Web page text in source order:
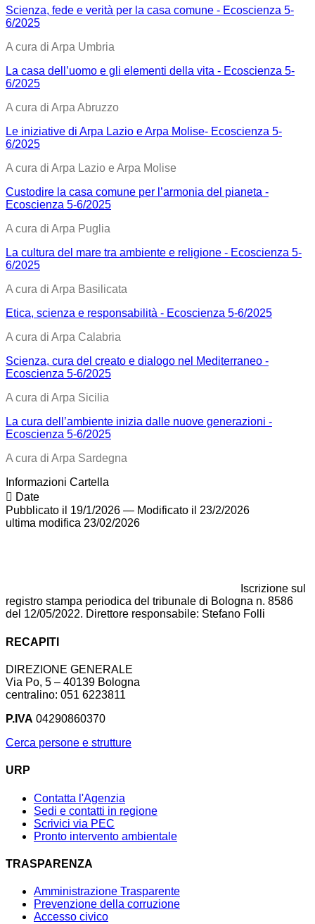
Scienza, fede e verità per la casa comune - Ecoscienza 5-
6/2025
A cura di Arpa Umbria
La casa dell’uomo e gli elementi della vita - Ecoscienza 5-
6/2025
A cura di Arpa Abruzzo
Le iniziative di Arpa Lazio e Arpa Molise- Ecoscienza 5-
6/2025
A cura di Arpa Lazio e Arpa Molise
Custodire la casa comune per l’armonia del pianeta -
Ecoscienza 5-6/2025
A cura di Arpa Puglia
La cultura del mare tra ambiente e religione - Ecoscienza 5-
6/2025
A cura di Arpa Basilicata
Etica, scienza e responsabilità - Ecoscienza 5-6/2025
A cura di Arpa Calabria
Scienza, cura del creato e dialogo nel Mediterraneo -
Ecoscienza 5-6/2025
A cura di Arpa Sicilia
La cura dell’ambiente inizia dalle nuove generazioni -
Ecoscienza 5-6/2025
A cura di Arpa Sardegna
Informazioni Cartella
Date
Pubblicato il 19/1/2026 — Modificato il 23/2/2026
ultima modifica 23/02/2026
Iscrizione sul
registro stampa periodica del tribunale di Bologna n. 8586
del 12/05/2022. Direttore responsabile: Stefano Folli
RECAPITI
DIREZIONE GENERALE
Via Po, 5 – 40139 Bologna
centralino: 051 6223811
P.IVA 04290860370
Cerca persone e strutture
URP
Contatta l'Agenzia
Sedi e contatti in regione
Scrivici via PEC
Pronto intervento ambientale
TRASPARENZA
Amministrazione Trasparente
Prevenzione della corruzione
Accesso civico